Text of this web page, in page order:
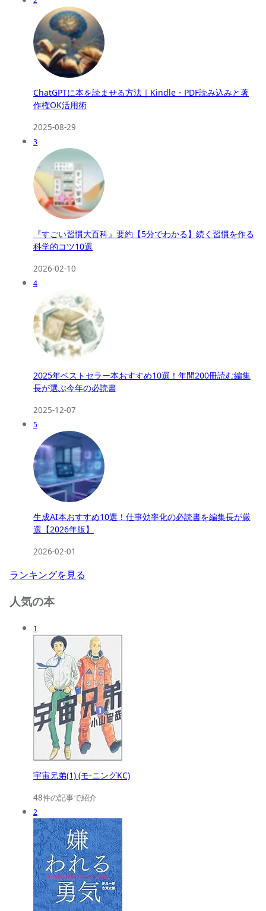
ChatGPTに本を読ませる方法｜Kindle・PDF読み込みと著
作権OK活用術
2025-08-29
3
『すごい習慣大百科』要約【5分でわかる】続く習慣を作る
科学的コツ10選
2026-02-10
4
2025年ベストセラー本おすすめ10選！年間200冊読む編集
長が選ぶ今年の必読書
2025-12-07
5
生成AI本おすすめ10選！仕事効率化の必読書を編集長が厳
選【2026年版】
2026-02-01
ランキングを見る
人気の本
1
宇宙兄弟(1) (モ-ニングKC)
48件の記事で紹介
2